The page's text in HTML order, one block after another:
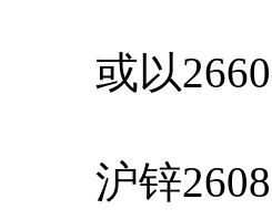
或以2660-
沪锌2608